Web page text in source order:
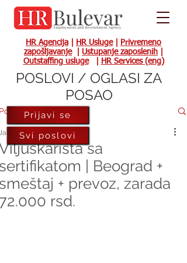
HR Agencija HR Usluge|
Privremeno
zapošljavanje| Ustupanje zaposlenih
Outstaffing usluge| HR Services (eng)
sa
| Beograd +
+ prevoz, zarada
rsd.
13, 2023
Prijavi se
Svi poslovi
POSLOVI / OGLASI ZA
POSAO